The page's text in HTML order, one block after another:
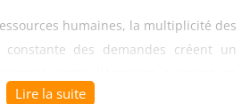
humaines, la multiplicité des
des demandes créent un
Les professionnels RH jonglent
Lire la suite